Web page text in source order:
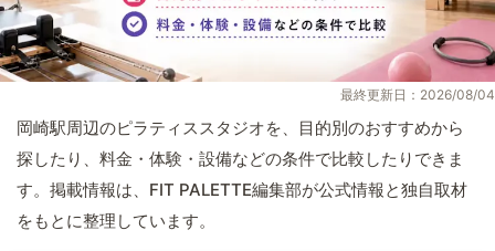
最終更新日：2026/08/04
岡崎駅周辺のピラティススタジオを、目的別のおすすめから
探したり、料金・体験・設備などの条件で比較したりできま
す。掲載情報は、FIT PALETTE編集部が公式情報と独自取材
をもとに整理しています。